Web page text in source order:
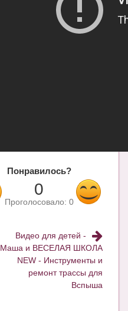
Понравилось?
0
Проголосовало: 0
Видео для детей -
Маша и ВЕСЕЛАЯ ШКОЛА
NEW - Инструменты и
ремонт трассы для
Вспыша